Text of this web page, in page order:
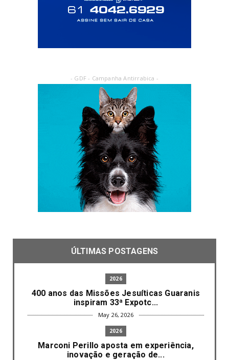
- GDF - Campanha Antirrabica -
ÚLTIMAS POSTAGENS
2026
400 anos das Missões Jesuíticas Guaranis
inspiram 33ª Expotc...
May 26, 2026
2026
Marconi Perillo aposta em experiência,
inovação e geração de...